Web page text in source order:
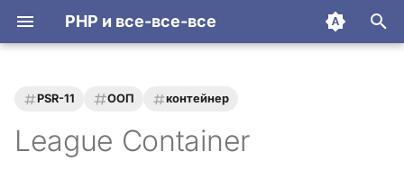
PHP и все-все-все
PSR-11 ООП контейнер
League Container